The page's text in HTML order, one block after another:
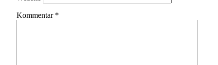
Kommentar *